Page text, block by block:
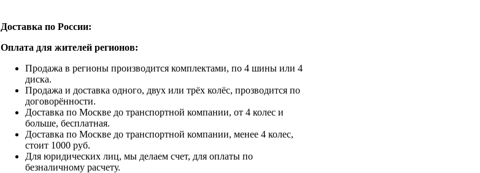
Доставка по России:
Оплата для жителей регионов:
Продажа в регионы производится комплектами, по 4 шины или 4
диска.
Продажа и доставка одного, двух или трёх колёс, прозводится по
договорённости.
Доставка по Москве до транспортной компании, от 4 колес и
больше, бесплатная.
Доставка по Москве до транспортной компании, менее 4 колес,
стоит 1000 руб.
Для юридических лиц, мы делаем счет, для оплаты по
безналичному расчету.